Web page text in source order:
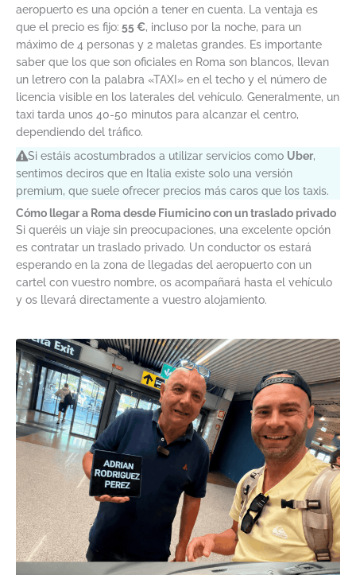
aeropuerto es una opción a tener en cuenta. La ventaja es
que el precio es fijo: 55 €, incluso por la noche, para un
máximo de 4 personas y 2 maletas grandes. Es importante
saber que los que son oficiales en Roma son blancos, llevan
un letrero con la palabra «TAXI» en el techo y el número de
licencia visible en los laterales del vehículo. Generalmente, un
taxi tarda unos 40-50 minutos para alcanzar el centro,
dependiendo del tráfico.
Si estáis acostumbrados a utilizar servicios como Uber,
sentimos deciros que en Italia existe solo una versión
premium, que suele ofrecer precios más caros que los taxis.
Cómo llegar a Roma desde Fiumicino con un traslado privado
Si queréis un viaje sin preocupaciones, una excelente opción
es contratar un traslado privado. Un conductor os estará
esperando en la zona de llegadas del aeropuerto con un
cartel con vuestro nombre, os acompañará hasta el vehículo
y os llevará directamente a vuestro alojamiento.